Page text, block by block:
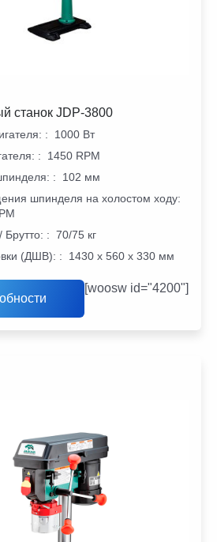
станок JDP-3800
:
1000 Вт
:
1450 RPM
:
102 мм
шпинделя на холостом ходу:
Брутто: : 70/75 кг
(ДШВ): : 1430 х 560 х 330 мм
[woosw id="4200"]